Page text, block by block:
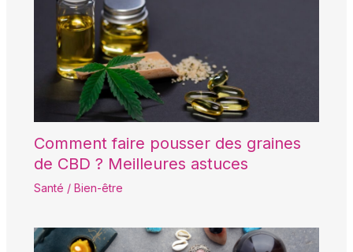
Comment faire pousser des graines
de CBD ? Meilleures astuces
Santé / Bien-être